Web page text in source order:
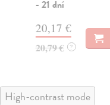
- 21 dní
20,17 €
20,79 € ?
High-contrast mode